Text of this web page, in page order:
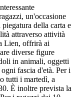
un'occasione
della carta e
attraverso attività
Lien, offrirà ai
diverse figure
in animali, oggetti
fascia d'età. Per i
tutti i martedì, a
È inoltre prevista la